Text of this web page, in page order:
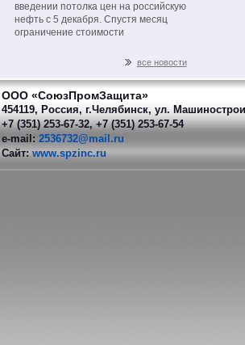
введении потолка цен на российскую
нефть с 5 декабря. Спустя месяц
ограничение стоимости
нефтепродукты российскоговсе новости
ООО «СоюзПромЗащита»
454119, Россия, г.Челябинск, ул.
+7 (351) 253-67-32, +7 (351) 253-67-54
e-mail: 2536732@mail.ru
Сайт: www.spzinc.ru